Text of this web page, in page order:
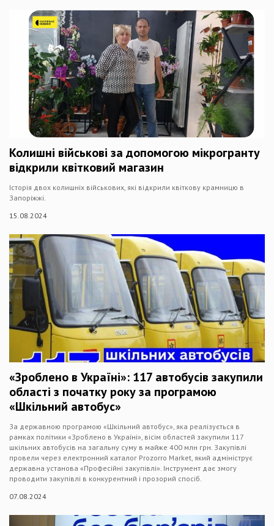
Колишні військові за допомогою мікрогранту
відкрили квітковий магазин
Історія двох колишніх військових, які відкрили квіткову крамницю в
Запоріжжі.
15.08.2024
«Зроблено в Україні»: 117 автобусів закупили
області з початку року за програмою
«Шкільний автобус»
За державною програмою «Шкільний автобус», яка реалізується в
рамках політики «Зроблено в Україні», вісім областей закупили 117
шкільних автобусів на загальну суму в майже 400 млн грн. Закупівлі
провели через електронний каталог Prozorro Market, який адмініструє
державна установа «Професійні закупівлі». Інструмент дає змогу
проводити закупівлі в конкурентний і прозорий спосіб.
07.08.2024